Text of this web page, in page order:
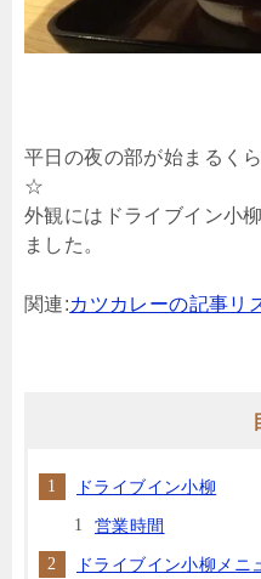
平日の夜の部が始まるく
☆
外観にはドライブイン小
ました。
関連:カツカレーの記事リ
ドライブイン小柳
営業時間
ドライブイン小柳メニ